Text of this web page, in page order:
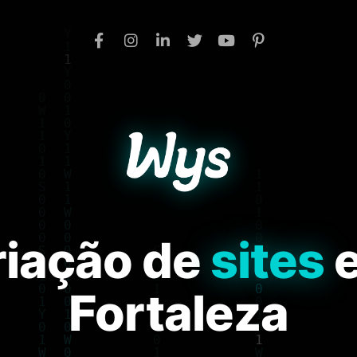
de sites
Fortaleza